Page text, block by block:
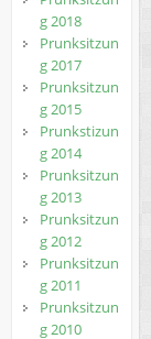
g 2018
Prunksitzun
g 2017
Prunksitzun
g 2015
Prunkstizun
g 2014
Prunksitzun
g 2013
Prunksitzun
g 2012
Prunksitzun
g 2011
Prunksitzun
g 2010